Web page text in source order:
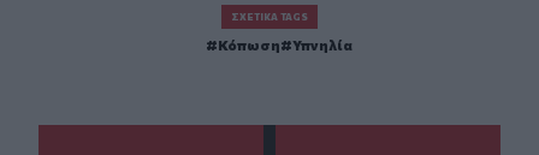
ΣΧΕΤΙΚΆ TAGS
Κόπωση Υπνηλία